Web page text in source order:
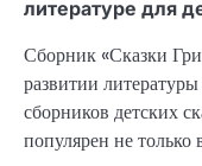
литературе для
Сборник «Сказки
развитии
сборников детских
популярен не только